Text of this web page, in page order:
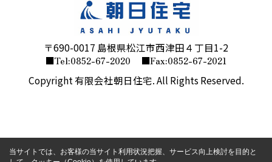
〒690-0017 島根県松江市西津田４丁目1-2
■Tel:0852-67-2020 ■Fax:0852-67-2021
Copyright 有限会社朝日住宅. All Rights Reserved.
当サイトでは、お客様の当サイト利用状況把握、サービス向上検討を目的と